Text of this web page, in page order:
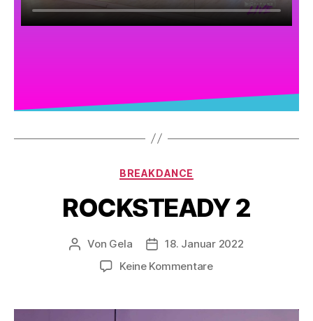
BREAKDANCE
ROCKSTEADY 2
Von Gela
18. Januar 2022
Keine Kommentare